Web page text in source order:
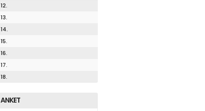
12.
13.
14.
15.
16.
17.
18.
ANKET